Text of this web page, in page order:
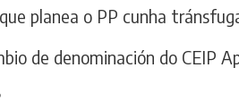
planea o PP cunha
de denominación do CEIP